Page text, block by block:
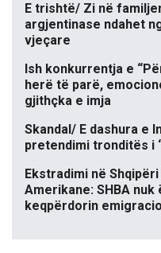
E trishtë/ Zi në
argjentinase ndahet
vjeçare
Ish konkurrentja e
herë të parë,
gjithçka e imja
Skandal/ E dashura e
pretendimi tronditës i
Ekstradimi në
Amerikane: SHBA
keqpërdorin